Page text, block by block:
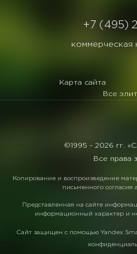
+7 (495)
коммерческая
Карта сайта
Все
©1995 - 2026 гг.
Все права
Копирование и воспроизведение
письменного согласия
Представленная на сайте
информационный характер и
Сайт защищен с помощью Yandex